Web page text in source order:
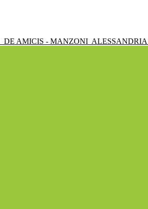
DE AMICIS - MANZONI ALESSANDRIA